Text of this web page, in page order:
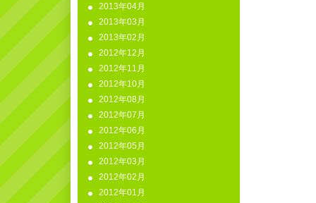
2013年04月
2013年03月
2013年02月
2012年12月
2012年11月
2012年10月
2012年08月
2012年07月
2012年06月
2012年05月
2012年03月
2012年02月
2012年01月